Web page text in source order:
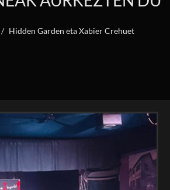
Hidden Garden eta Xabier Crehuet